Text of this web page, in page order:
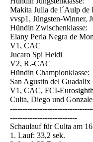
Makita Julia de l´Aulp de
vvsp1, Jüngsten-Winner,
Hündin Zwischenklasse:
Elany Perla Negra de
V1, CAC
Jucaro Spi Heidi
V2, R.-CAC
Hündin Championklasse:
San Agustin del Guadalix
V1, CAC, FCI-
Culta, Diego und
---------------------------
Schaulauf für Culta am
1. Lauf: 33,2 sek.